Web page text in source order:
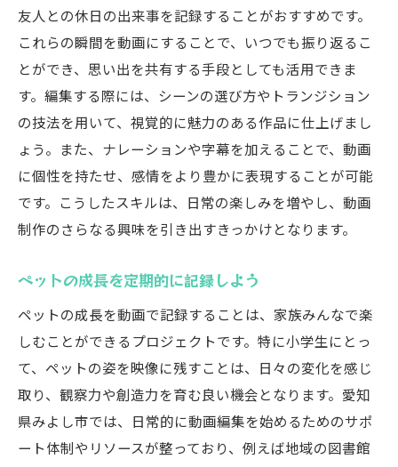
友人との休日の出来事を記録することがおすすめです。
これらの瞬間を動画にすることで、いつでも振り返るこ
とができ、思い出を共有する手段としても活用できま
す。編集する際には、シーンの選び方やトランジション
の技法を用いて、視覚的に魅力のある作品に仕上げまし
ょう。また、ナレーションや字幕を加えることで、動画
に個性を持たせ、感情をより豊かに表現することが可能
です。こうしたスキルは、日常の楽しみを増やし、動画
制作のさらなる興味を引き出すきっかけとなります。
ペットの成長を定期的に記録しよう
ペットの成長を動画で記録することは、家族みんなで楽
しむことができるプロジェクトです。特に小学生にとっ
て、ペットの姿を映像に残すことは、日々の変化を感じ
取り、観察力や創造力を育む良い機会となります。愛知
県みよし市では、日常的に動画編集を始めるためのサポ
ート体制やリソースが整っており、例えば地域の図書館